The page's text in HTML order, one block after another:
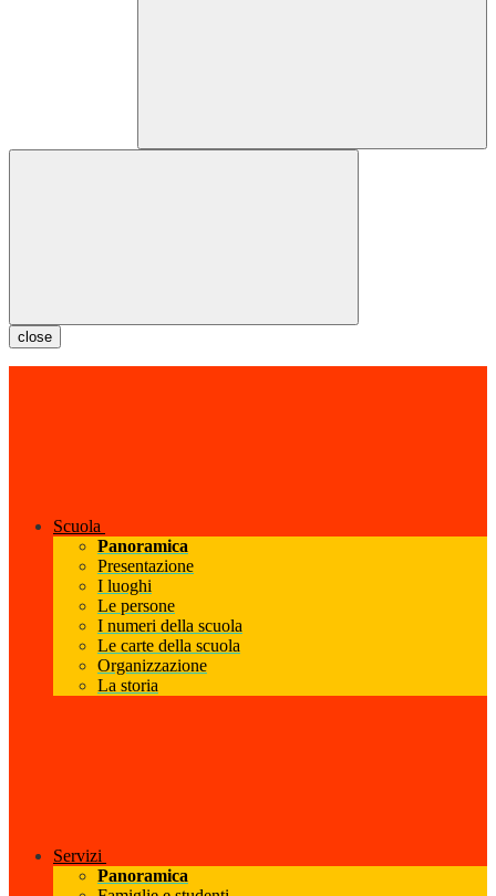
close
Scuola
Panoramica
Presentazione
I luoghi
Le persone
I numeri della scuola
Le carte della scuola
Organizzazione
La storia
Servizi
Panoramica